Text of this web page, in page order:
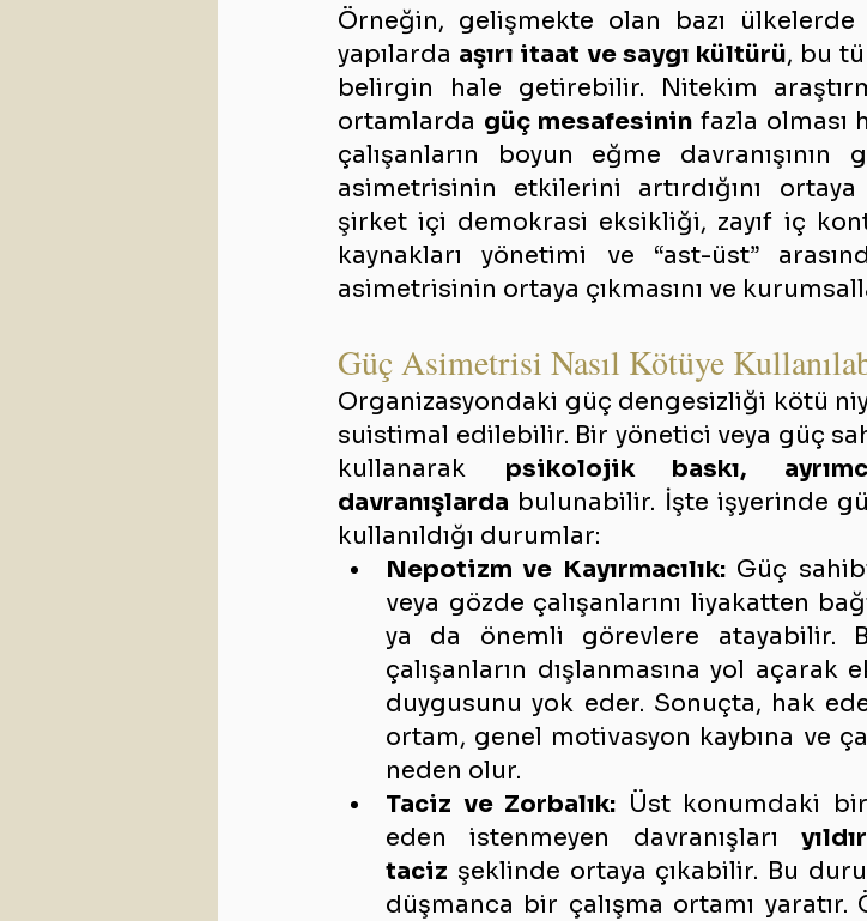
Örneğin, gelişmekte olan bazı
yapılarda aşırı itaat ve saygı kültürü, bu
belirgin hale getirebilir. Nitekim
ortamlarda güç mesafesinin fazla olması
çalışanların boyun eğme
asimetrisinin etkilerini artırdığını
şirket içi demokrasi eksikliği, zayıf iç
kaynakları yönetimi ve “ast-üst”
asimetrisinin ortaya çıkmasını ve
Güç Asimetrisi Nasıl Kötüye
Organizasyondaki güç dengesizliği kötü
suistimal edilebilir. Bir yönetici veya güç
kullanarak psikolojik baskı,
davranışlarda bulunabilir. İşte işyerinde
kullanıldığı durumlar:
Nepotizm ve Kayırmacılık: Güç
veya gözde çalışanlarını liyakatten
ya da önemli görevlere atayabilir.
çalışanların dışlanmasına yol
duygusunu yok eder. Sonuçta, hak
ortam, genel motivasyon kaybına ve
neden olur.
Taciz ve Zorbalık: Üst konumdaki
eden istenmeyen davranışları
taciz şeklinde ortaya çıkabilir. Bu
düşmanca bir çalışma ortamı yaratır.